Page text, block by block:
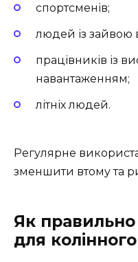
спортсменів;
людей із зайвою
працівників із
навантаженням;
літніх людей.
Регулярне
зменшити втому та
Як
для